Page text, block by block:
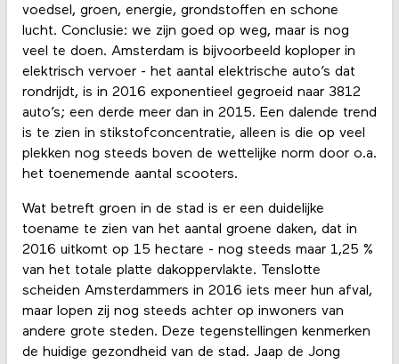
voedsel, groen, energie, grondstoffen en schone
lucht. Conclusie: we zijn goed op weg, maar is nog
veel te doen. Amsterdam is bijvoorbeeld koploper in
elektrisch vervoer - het aantal elektrische auto’s dat
rondrijdt, is in 2016 exponentieel gegroeid naar 3812
auto’s; een derde meer dan in 2015. Een dalende trend
is te zien in stikstofconcentratie, alleen is die op veel
plekken nog steeds boven de wettelijke norm door o.a.
het toenemende aantal scooters.
Wat betreft groen in de stad is er een duidelijke
toename te zien van het aantal groene daken, dat in
2016 uitkomt op 15 hectare - nog steeds maar 1,25 %
van het totale platte dakoppervlakte. Tenslotte
scheiden Amsterdammers in 2016 iets meer hun afval,
maar lopen zij nog steeds achter op inwoners van
andere grote steden. Deze tegenstellingen kenmerken
de huidige gezondheid van de stad. Jaap de Jong